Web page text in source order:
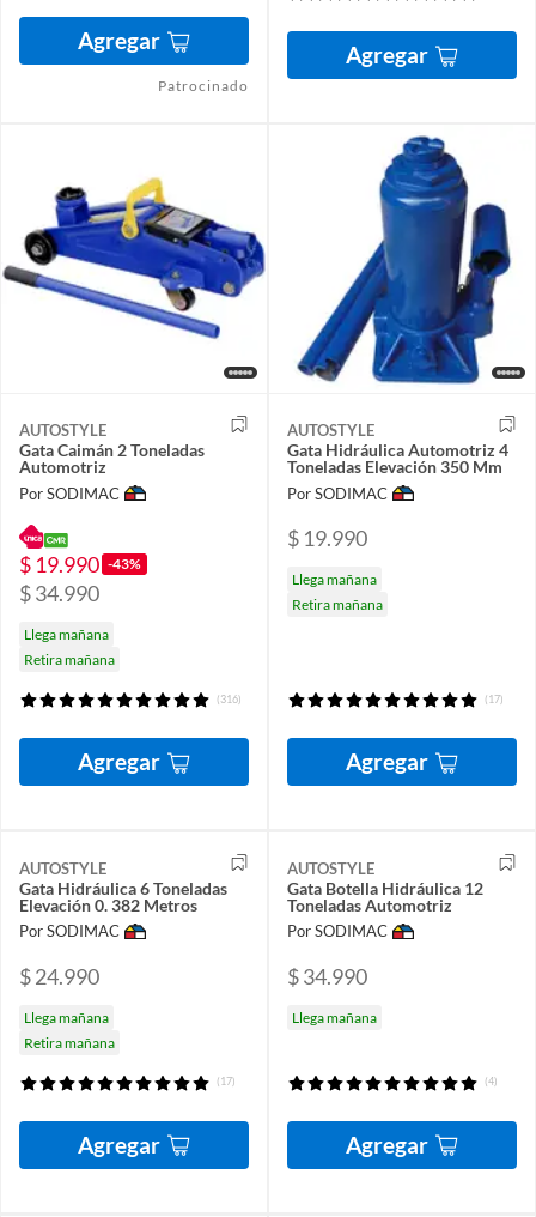
Agregar
Patrocinado
Agregar
AUTOSTYLE
Gata Caimán 2 Toneladas
Automotriz
Por SODIMAC
$ 19.990 -43%
$ 34.990
Llega mañana
Retira mañana
(316)
Agregar
AUTOSTYLE
Gata Hidráulica Automotriz 4
Toneladas Elevación 350 Mm
Por SODIMAC
$ 19.990
Llega mañana
Retira mañana
(17)
Agregar
AUTOSTYLE
Gata Hidráulica 6 Toneladas
Elevación 0. 382 Metros
Por SODIMAC
$ 24.990
Llega mañana
Retira mañana
(17)
Agregar
AUTOSTYLE
Gata Botella Hidráulica 12
Toneladas Automotriz
Por SODIMAC
$ 34.990
Llega mañana
(4)
Agregar